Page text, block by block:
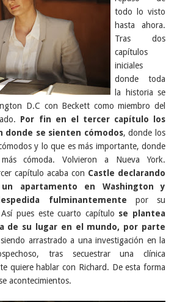
todo lo visto
hasta ahora.
Tras dos
capítulos
iniciales
donde toda
la historia se
D.C con Beckett como miembro del
Por fin en el tercer capítulo los
donde se sienten cómodos, donde los
y lo que es más importante, donde
cómoda. Volvieron a Nueva York.
capítulo acaba con Castle declarando
apartamento en Washington y
fulminantemente por su
Así pues este cuarto capítulo se plantea
de su lugar en el mundo, por parte
arrastrado a una investigación en la
tras secuestrar una clínica
quiere hablar con Richard. De esta forma
acontecimientos.